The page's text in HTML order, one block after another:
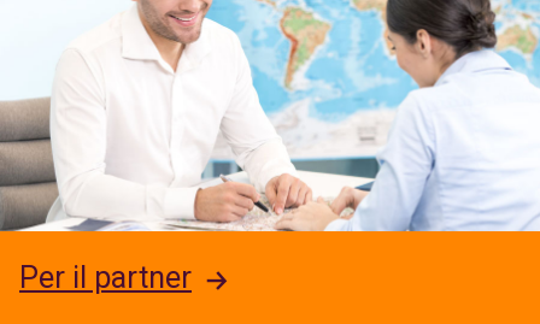
Per il partner